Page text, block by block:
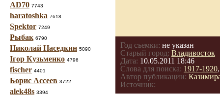
AD70 7743
haratoshka 7618
Spektor 7249
Рыбак 6790
Николай Наседкин 5090
Ігор Кузьменко 4796
fischer 4401
Борис Ассеев 3722
alek48s 3394
Год съемки: не указан
Старый город: Владивосток
Дата: 10.05.2011 18:46
Слова для поиска: 1917-1920
Автор публикации:
Источник: